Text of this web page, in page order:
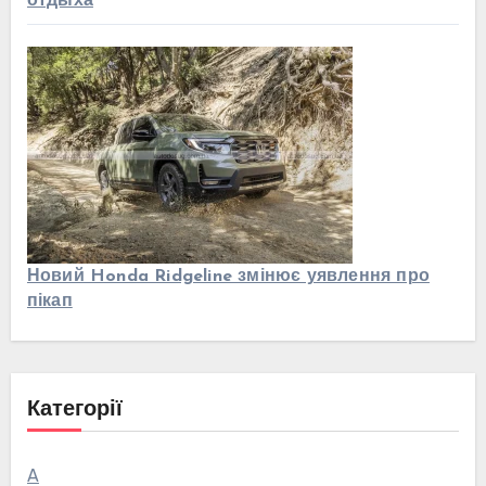
Новий Honda Ridgeline змінює уявлення про
пікап
Категорії
А